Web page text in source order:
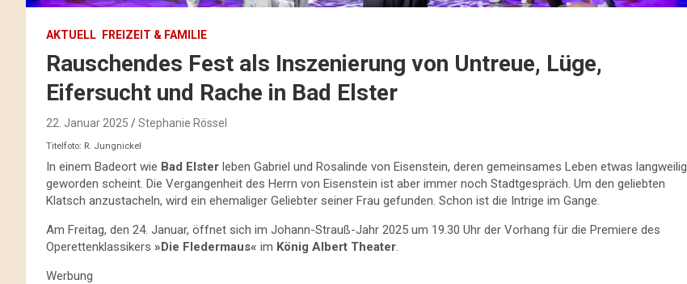
AKTUELL FREIZEIT & FAMILIE
Rauschendes Fest als Inszenierung von Untreue, Lüge,
Eifersucht und Rache in Bad Elster
22. Januar 2025 Stephanie Rössel
Titelfoto: R. Jungnickel
In einem Badeort wie Bad Elster leben Gabriel und Rosalinde von Eisenstein, deren gemeinsames Leben etwas langweilig
geworden scheint. Die Vergangenheit des Herrn von Eisenstein ist aber immer noch Stadtgespräch. Um den geliebten
Klatsch anzustacheln, wird ein ehemaliger Geliebter seiner Frau gefunden. Schon ist die Intrige im Gange.
Am Freitag, den 24. Januar, öffnet sich im Johann-Strauß-Jahr 2025 um 19.30 Uhr der Vorhang für die Premiere des
Operettenklassikers »Die Fledermaus« im König Albert Theater
Werbung